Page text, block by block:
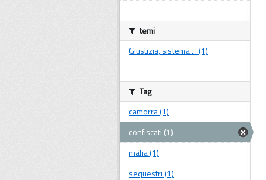
temi
Giustizia, sistema ... (1)
Tag
camorra (1)
confiscati (1)
mafia (1)
sequestri (1)